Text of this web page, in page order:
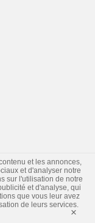
et les annonces,
et d'analyser notre
sur l'utilisation de notre
et d'analyse, qui
que vous leur avez
de leurs services.
×